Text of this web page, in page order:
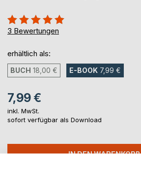
Bewertung::
100%
3 Bewertungen
erhältlich als:
BUCH 18,00 € E-BOOK 7,99 €
7,99 €
inkl. MwSt.
sofort verfügbar als Download
IN DEN WARENKORB